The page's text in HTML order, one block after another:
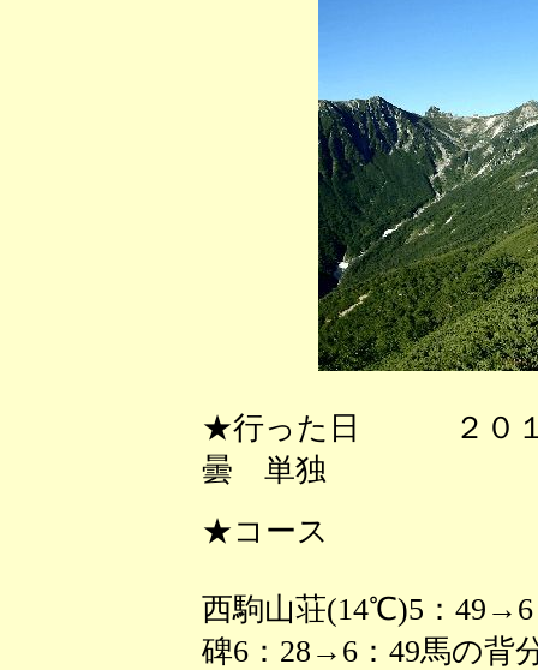
★行った日 ２０１
曇 単独
★コース
西駒山荘(14℃)5：
碑6：28→6：49馬の背